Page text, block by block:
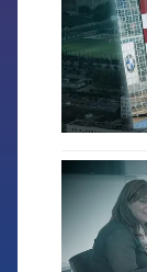
FCB